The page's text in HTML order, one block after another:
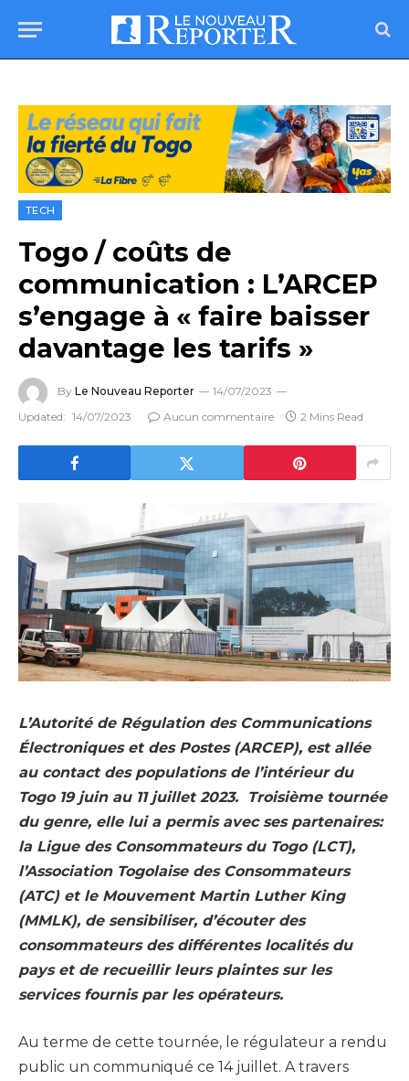
TECH
Togo / coûts de
communication : L’ARCEP
s’engage à « faire baisser
davantage les tarifs »
By Le Nouveau Reporter
14/07/2023
Updated: 14/07/2023 Aucun commentaire 2 Mins Read
L’Autorité de Régulation des Communications
Électroniques et des Postes (ARCEP), est allée
au contact des populations de l’intérieur du
Togo 19 juin au 11 juillet 2023. Troisième tournée
du genre, elle lui a permis avec ses partenaires:
la Ligue des Consommateurs du Togo (LCT),
l’Association Togolaise des Consommateurs
(ATC) et le Mouvement Martin Luther King
(MMLK), de sensibiliser, d’écouter des
consommateurs des différentes localités du
pays et de recueillir leurs plaintes sur les
services fournis par les opérateurs.
Au terme de cette tournée, le régulateur a rendu
public un communiqué ce 14 juillet. A travers